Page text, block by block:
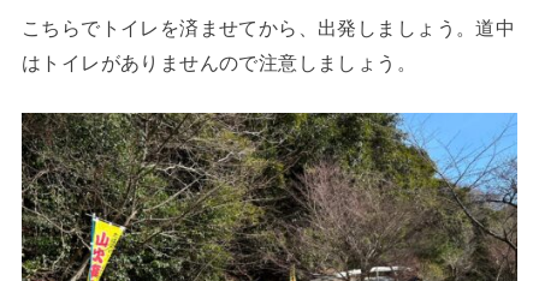
こちらでトイレを済ませてから、出発しましょう。道中
はトイレがありませんので注意しましょう。